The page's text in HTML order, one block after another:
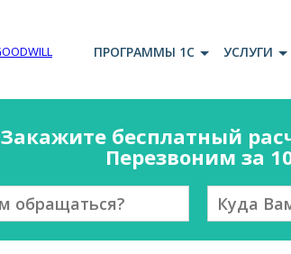
ПРОГРАММЫ 1С УСЛУГИ
Закажите бесплатный
Перезвоним за